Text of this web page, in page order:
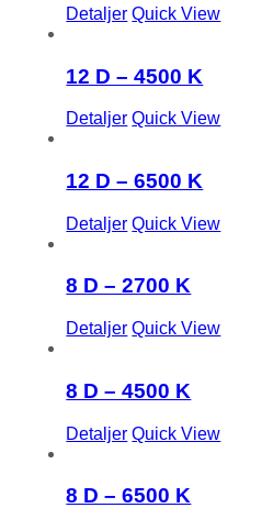
Detaljer Quick View
12 D – 4500 K
Detaljer Quick View
12 D – 6500 K
Detaljer Quick View
8 D – 2700 K
Detaljer Quick View
8 D – 4500 K
Detaljer Quick View
8 D – 6500 K